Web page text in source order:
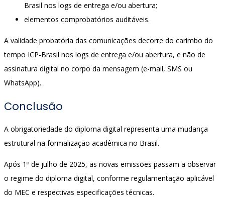
Brasil nos logs de entrega e/ou abertura;
elementos comprobatórios auditáveis.
A validade probatória das comunicações decorre do carimbo do
tempo ICP-Brasil nos logs de entrega e/ou abertura, e não de
assinatura digital no corpo da mensagem (e-mail, SMS ou
WhatsApp).
Conclusão
A obrigatoriedade do diploma digital representa uma mudança
estrutural na formalização acadêmica no Brasil.
Após 1º de julho de 2025, as novas emissões passam a observar
o regime do diploma digital, conforme regulamentação aplicável
do MEC e respectivas especificações técnicas.